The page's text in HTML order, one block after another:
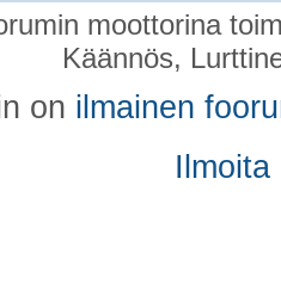
moottorina
Käännös,
on ilmainen